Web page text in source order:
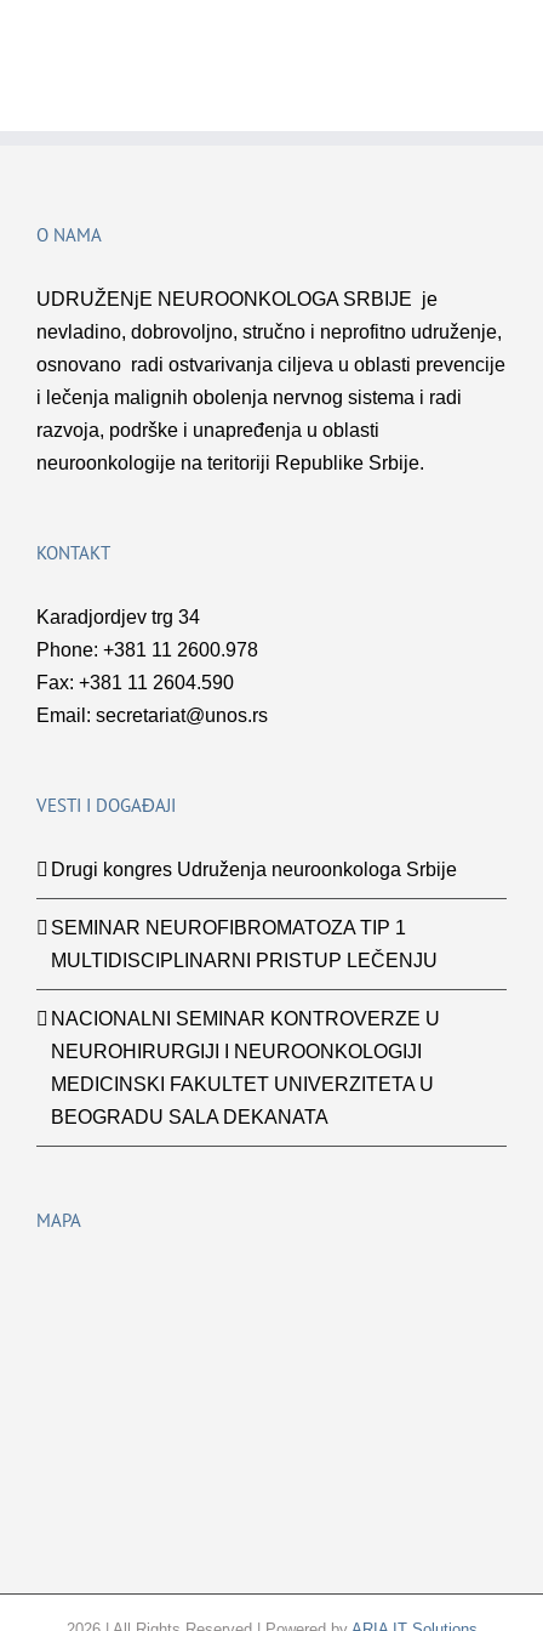
O NAMA
UDRUŽENјE NEUROONKOLOGA SRBIJE je
nevladino, dobrovolјno, stručno i neprofitno udruženje,
osnovano radi ostvarivanja cilјeva u oblasti prevencije
i lečenja malignih obolenja nervnog sistema i radi
razvoja, podrške i unapređenja u oblasti
neuroonkologije na teritoriji Republike Srbije.
KONTAKT
Karadjordjev trg 34
Phone: +381 11 2600.978
Fax: +381 11 2604.590
Email: secretariat@unos.rs
VESTI I DOGAĐAJI
Drugi kongres Udruženja neuroonkologa Srbije
SEMINAR NEUROFIBROMATOZA TIP 1
MULTIDISCIPLINARNI PRISTUP LEČENJU
NACIONALNI SEMINAR KONTROVERZE U
NEUROHIRURGIJI I NEUROONKOLOGIJI
MEDICINSKI FAKULTET UNIVERZITETA U
BEOGRADU SALA DEKANATA
MAPA